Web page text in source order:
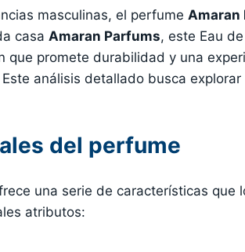
masculinas, el perfume Amaran
casa Amaran Parfums, este Eau
que promete durabilidad y una
Este análisis detallado busca
del perfume
una serie de características que
atributos: